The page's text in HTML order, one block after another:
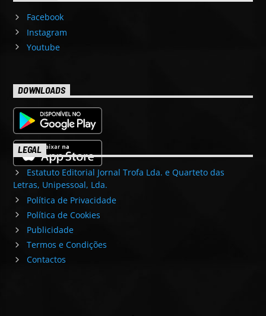
Facebook
Instagram
Youtube
DOWNLOADS
LEGAL
Estatuto Editorial Jornal Trofa Lda. e Quarteto das
Letras, Unipessoal, Lda.
Política de Privacidade
Política de Cookies
Publicidade
Termos e Condições
Contactos